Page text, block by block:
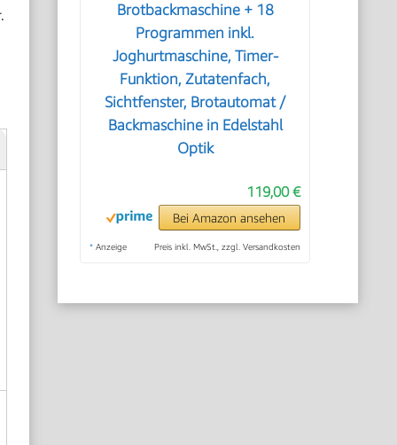
Brotbackmaschine + 18
Programmen inkl.
Joghurtmaschine, Timer-
Funktion, Zutatenfach,
Sichtfenster, Brotautomat /
Backmaschine in Edelstahl
Optik
119,00 €
Bei Amazon ansehen
* Anzeige Preis inkl. MwSt., zzgl. Versandkosten